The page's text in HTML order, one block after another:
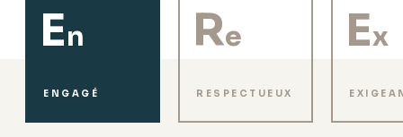
En
ENGAGÉ
Re
RESPECTUEUX
Ex